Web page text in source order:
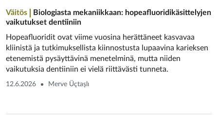
Väitös
Biologiasta mekaniikkaan: hopeafluoridikäsittelyjen
vaikutukset dentiiniin
Hopeafluoridit ovat viime vuosina herättäneet kasvavaa
kliinistä ja tutkimuksellista kiinnostusta lupaavina karieksen
etenemistä pysäyttävinä menetelminä, mutta niiden
vaikutuksia dentiiniin ei vielä riittävästi tunneta.
12.6.2026 Merve Üçtaşlı